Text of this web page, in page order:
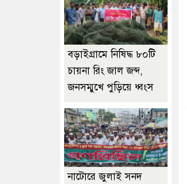
বড়াইগ্রামে নিষিদ্ধ ৮০টি
চায়না রিং জাল জব্দ,
জনসম্মুখে পুড়িয়ে ধ্বংস
নাটোরে জুলাই সনদ